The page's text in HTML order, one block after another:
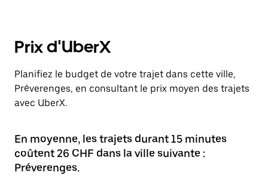
Prix d'UberX
Planifiez le budget de votre trajet dans cette ville,
Préverenges, en consultant le prix moyen des trajets
avec UberX.
En moyenne, les trajets durant 15 minutes
coûtent 26 CHF dans la ville suivante :
Préverenges.